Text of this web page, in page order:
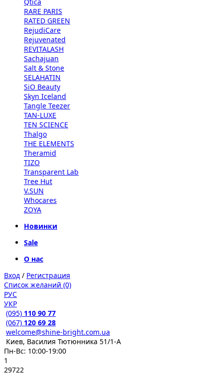
RARE PARIS
RATED GREEN
RejudiCare
Rejuvenated
REVITALASH
Sachajuan
Salt & Stone
SELAHATIN
SiO Beauty
Skyn Iceland
Tangle Teezer
TAN-LUXE
TEN SCIENCE
Thalgo
THE ELEMENTS
Theramid
TIZO
Transparent Lab
Tree Hut
V.SUN
Whocares
ZOYA
Новинки
Sale
О нас
Вход / Регистрация
Список желаний (0)
РУС
УКР
(095) 110 90 77
(067) 120 69 28
welcome@shine-bright.com.ua
Киев, Василия Тютюнника 51/1-А
Пн-Вс: 10:00-19:00
1
29722